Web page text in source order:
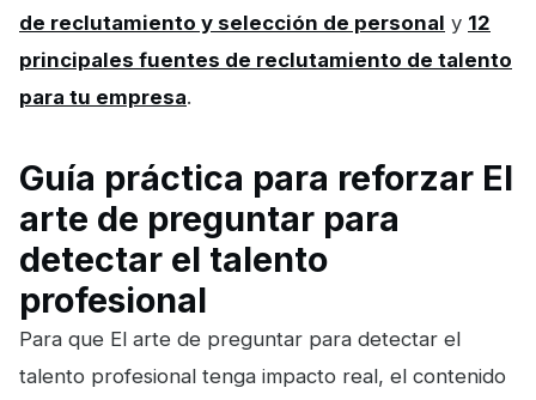
de reclutamiento y selección de personal y 12
principales fuentes de reclutamiento de talento
para tu empresa.
Guía práctica para reforzar El
arte de preguntar para
detectar el talento
profesional
Para que El arte de preguntar para detectar el
talento profesional tenga impacto real, el contenido